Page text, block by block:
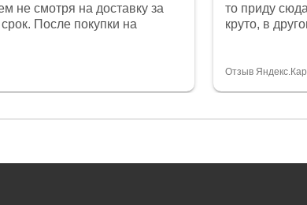
не смотря на доставку за
После покупки на
представители магазина
проблема была решена.
к клиенту после
то приду
круто, в
спасибо
Отзыв